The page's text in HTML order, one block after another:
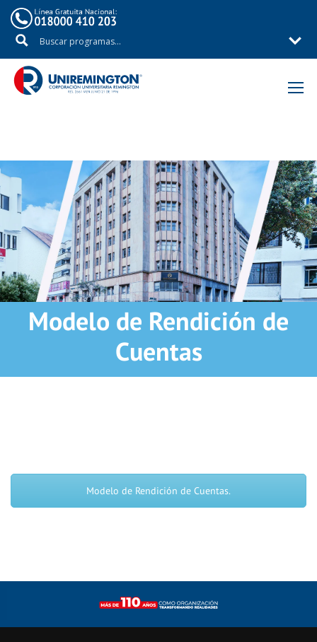
Inicio
Modelo de Rendición de
Cuentas
Modelo de Rendición de Cuentas.